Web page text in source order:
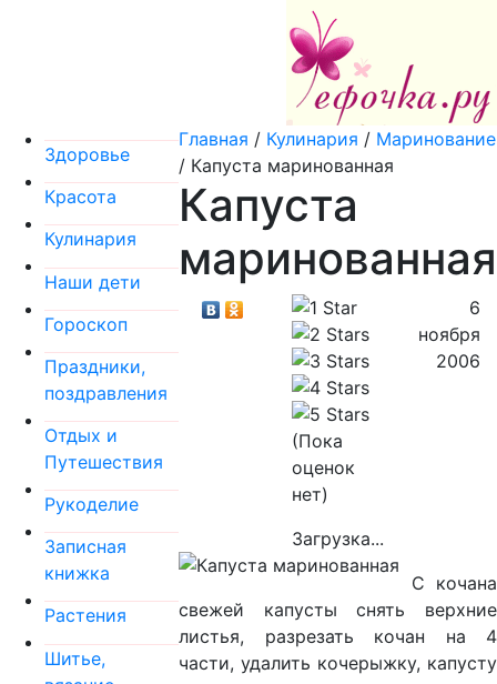
Здоровье
Красота
Кулинария
Наши дети
Гороскоп
Праздники,
поздравления
Отдых и
Путешествия
Рукоделие
Записная
книжка
Растения
Шитье,
Главная / Кулинария / Маринование
/ Капуста маринованная
Капуста
маринованная
(Пока
оценок
нет)
Загрузка...
6
ноября
2006
С кочана
свежей капусты снять верхние
листья, разрезать кочан на 4
части, удалить кочерыжку, капусту